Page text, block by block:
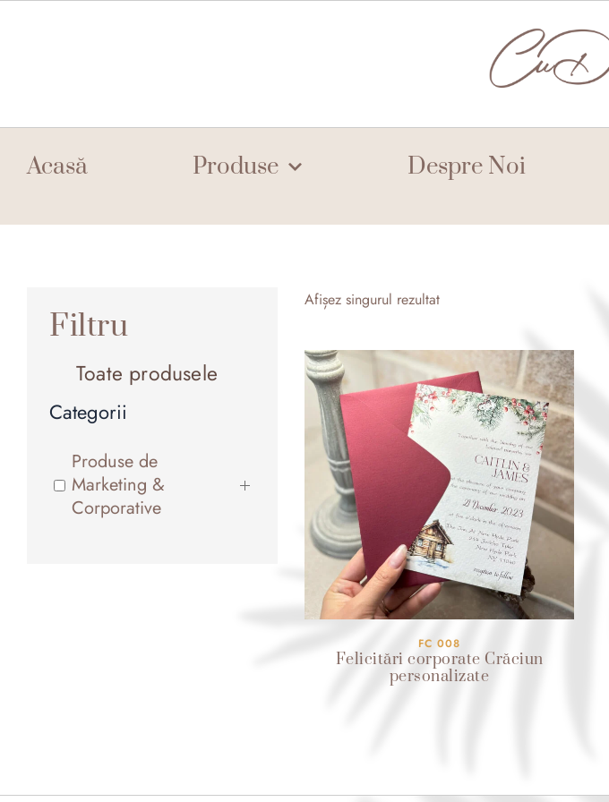
Acasă Produse Despre Noi
Filtru
Toate produsele
Categorii
Produse de
Marketing &
Corporative
Afișez singurul rezultat
FC 008
Felicitări corporate Crăciun
personalizate